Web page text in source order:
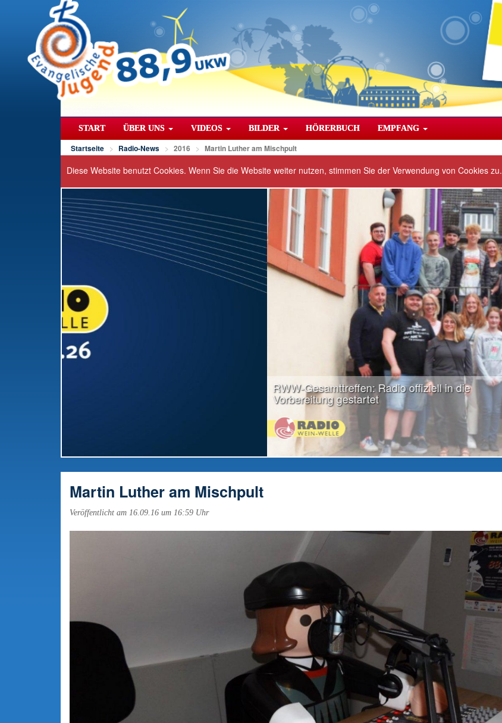
START ÜBER UNS VIDEOS BILDER HÖRERBUCH EMPFANG
Startseite Radio-News 2016 Martin Luther am Mischpult
Diese Website benutzt Cookies. Wenn Sie die Website weiter nutzen, stimmen Sie der Verwendung von Cookies zu.
weiter lesen...
Martin Luther am Mischpult
Veröffentlicht am 16.09.16 um 16:59 Uhr